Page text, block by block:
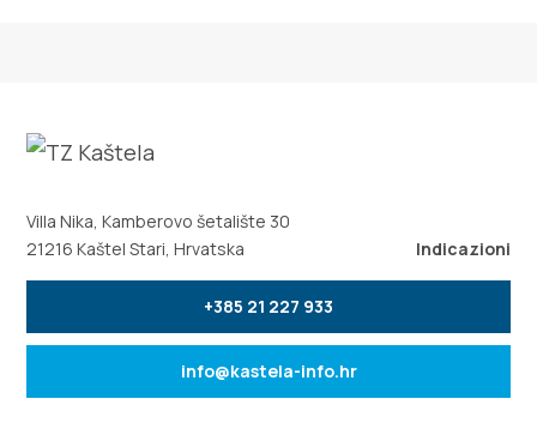
Villa Nika, Kamberovo šetalište 30
21216 Kaštel Stari, Hrvatska
Indicazioni
+385 21 227 933
info@kastela-info.hr